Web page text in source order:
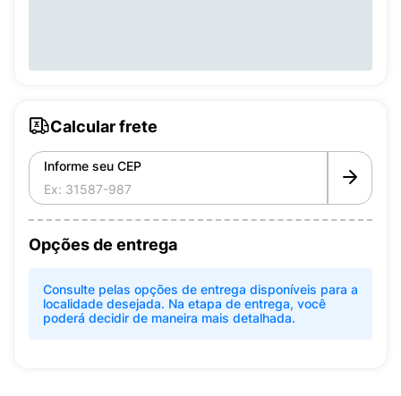
Calcular frete
Informe seu CEP
Opções de entrega
Consulte pelas opções de entrega disponíveis para a
localidade desejada. Na etapa de entrega, você
poderá decidir de maneira mais detalhada.